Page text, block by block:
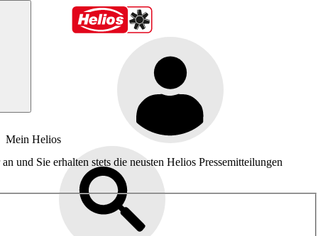
Mein Helios
und Sie erhalten stets die neusten Helios Pressemitteilungen